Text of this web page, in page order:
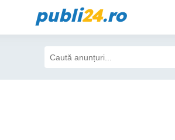
publi24.ro